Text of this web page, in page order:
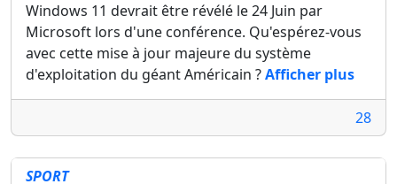
Windows 11 devrait être révélé le 24 Juin par
Microsoft lors d'une conférence. Qu'espérez-vous
avec cette mise à jour majeure du système
d'exploitation du géant Américain ?Afficher plus
28
SPORT